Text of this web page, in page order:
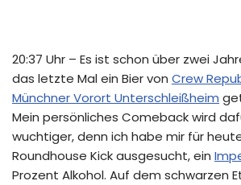
20:37 Uhr – Es ist schon über zwei
das letzte Mal ein Bier von Crew
Münchner Vorort Unterschleißheim
Mein persönliches Comeback wird
wuchtiger, denn ich habe mir für
Roundhouse Kick ausgesucht, ein
Prozent Alkohol. Auf dem schwarzen